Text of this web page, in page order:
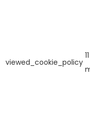
viewed_cookie_policy
11